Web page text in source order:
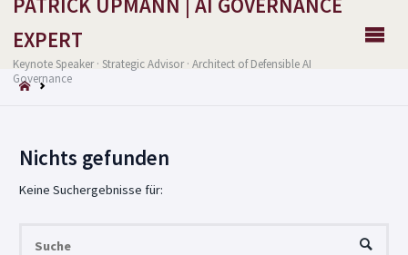
EXPERT
Keynote Speaker · Strategic Advisor · Architect of Defensible AI
Governance
START
Nichts gefunden
Keine Suchergebnisse für:
SUCHE